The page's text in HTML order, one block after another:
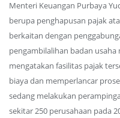
Menteri Keuangan Purbaya
berupa penghapusan pajak
berkaitan dengan
pengambilalihan badan usaha
mengatakan fasilitas pajak
biaya dan memperlancar
sedang melakukan
sekitar 250 perusahaan pada